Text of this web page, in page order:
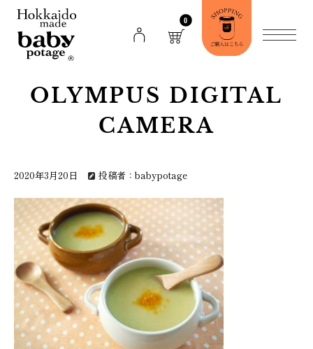
0
OLYMPUS DIGITAL
CAMERA
2020年3月20日 投稿者：babypotage